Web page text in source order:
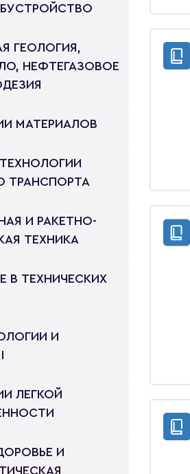
ГЕОЛОГИЯ,
НЕФТЕГАЗОВОЕ
МАТЕРИАЛОВ
ТРАНСПОРТА
И РАКЕТНО-
ТЕХНИКА
В ТЕХНИЧЕСКИХ
И
ЛЕГКОЙ
И